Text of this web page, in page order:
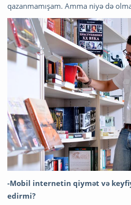
qazanmamışam. Amma niyə də
-Mobil internetin qiymət və
edirmi?